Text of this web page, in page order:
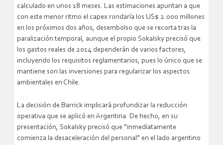
calculado en unos 18 meses. Las estimaciones apuntan a que
con este menor ritmo el capex rondaría los US$ 2.000 millones
en los próximos dos años, desembolso que se recorta tras la
paralización temporal, aunque el propio Sokalsky precisó que
los gastos reales de 2014 dependerán de varios factores,
incluyendo los requisitos reglamentarios, pues lo único que se
mantiene son las inversiones para regularizar los aspectos
ambientales en Chile.
La decisión de Barrick implicará profundizar la reducción
operativa que se aplicó en Argentina. De hecho, en su
presentación, Sokalsky precisó que “inmediatamente
comienza la desaceleración del personal” en el lado argentino